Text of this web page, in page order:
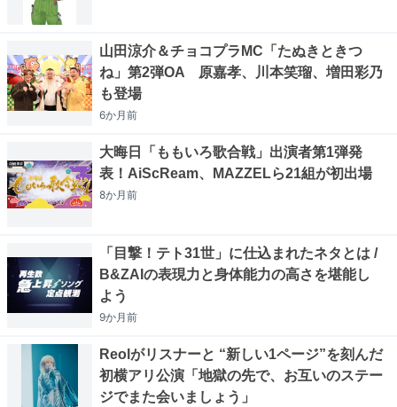
山田涼介＆チョコプラMC「たぬきときつ
ね」第2弾OA 原嘉孝、川本笑瑠、増田彩乃
も登場
6か月前
大晦日「ももいろ歌合戦」出演者第1弾発
表！AiScReam、MAZZELら21組が初出場
8か月前
「目撃！テト31世」に仕込まれたネタとは /
B&ZAIの表現力と身体能力の高さを堪能し
よう
9か月前
Reolがリスナーと “新しい1ページ”を刻んだ
初横アリ公演「地獄の先で、お互いのステー
ジでまた会いましょう」